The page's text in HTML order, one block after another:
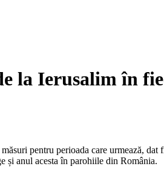
la Ierusalim în
pentru perioada care urmează,
și anul acesta în parohiile din România.